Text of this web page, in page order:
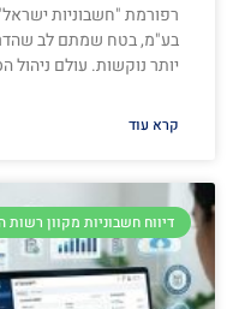
רפורמת "חשבוניות
בע"מ, בטח שמתם לב
יותר נוקשות. עולם
קרא עוד
דיווח חשבוניות מקוון